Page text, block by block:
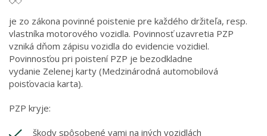
je zo zákona povinné poistenie pre každého držiteľa, resp.
vlastníka motorového vozidla. Povinnosť uzavretia PZP
vzniká dňom zápisu vozidla do evidencie vozidiel.
Povinnosťou pri poistení PZP je bezodkladne
vydanie Zelenej karty (Medzinárodná automobilová
poisťovacia karta).
PZP kryje:
škody spôsobené vami na iných vozidlách